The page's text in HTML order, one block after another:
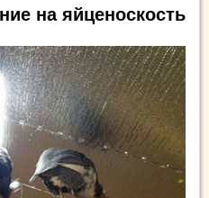
на яйценоскость